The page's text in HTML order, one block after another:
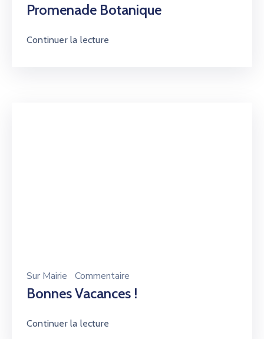
Promenade Botanique
Continuer la lecture
Sur Mairie Commentaire
Bonnes Vacances !
Continuer la lecture